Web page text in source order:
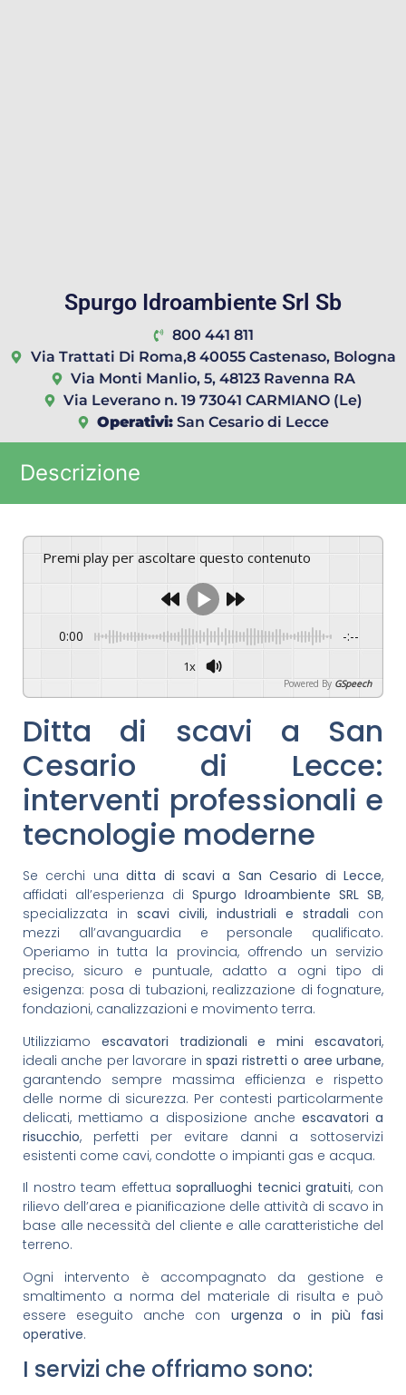
Spurgo Idroambiente Srl Sb
800 441 811
Via Trattati Di Roma,8 40055 Castenaso, Bologna
Via Monti Manlio, 5, 48123 Ravenna RA
Via Leverano n. 19 73041 CARMIANO (Le)
Operativi: San Cesario di Lecce
Descrizione
Premi play per ascoltare questo contenuto
0:00 -:--
1x
Powered By GSpeech
Ditta di scavi a San
Cesario di Lecce:
interventi professionali e
tecnologie moderne
Se cerchi unaditta di scavi a San Cesario di Lecce,
affidati all’esperienza di Spurgo Idroambiente SRL SB,
specializzata in scavi civili, industriali e stradali con
mezzi all’avanguardia e personale qualificato.
Operiamo in tutta la provincia, offrendo un servizio
preciso, sicuro e puntuale, adatto a ogni tipo di
esigenza: posa di tubazioni, realizzazione di fognature,
fondazioni, canalizzazioni e movimento terra.
Utilizziamo escavatori tradizionali e mini escavatori,
ideali anche per lavorare inspazi ristretti o aree urbane,
garantendo sempre massima efficienza e rispetto
delle norme di sicurezza. Per contesti particolarmente
delicati, mettiamo a disposizione anche escavatori a
risucchio, perfetti per evitare danni a sottoservizi
esistenti come cavi, condotte o impianti gas e acqua.
Il nostro team effettuasopralluoghi tecnici gratuiti, con
rilievo dell’area e pianificazione delle attività di scavo in
base alle necessità del cliente e alle caratteristiche del
terreno.
Ogni intervento è accompagnato da gestione e
smaltimento a norma del materiale di risulta e può
essere eseguito anche con urgenza o in più fasi
operative.
I servizi che offriamo sono: